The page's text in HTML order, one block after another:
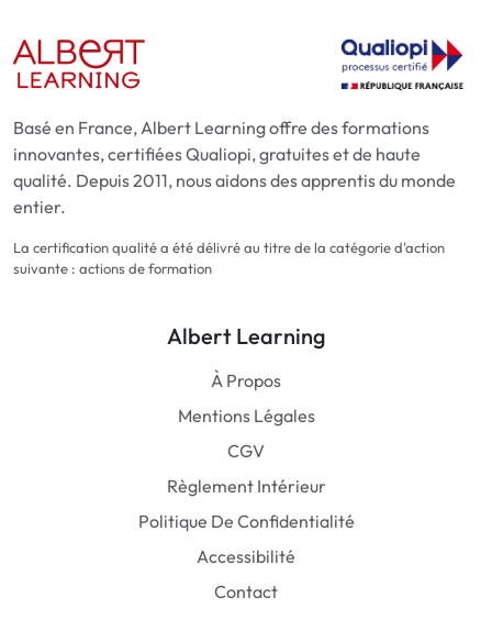
Basé en France, Albert Learning offre des formations
innovantes, certifiées Qualiopi, gratuites et de haute
qualité. Depuis 2011, nous aidons des apprentis du monde
entier.
La certification qualité a été délivré au titre de la catégorie d'action
suivante : actions de formation
Albert Learning
À Propos
Mentions Légales
CGV
Règlement Intérieur
Politique De Confidentialité
Accessibilité
Contact